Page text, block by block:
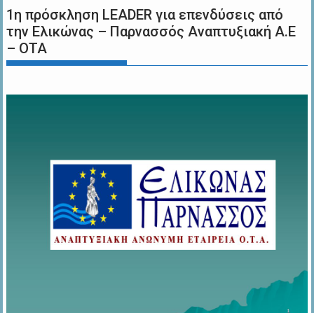
1η πρόσκληση LEADER για επενδύσεις από
την Ελικώνας – Παρνασσός Αναπτυξιακή Α.Ε
– ΟΤΑ